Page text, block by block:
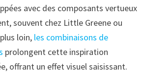
avec des composants vertueux
souvent chez Little Greene ou
loin, les combinaisons de
prolongent cette inspiration
offrant un effet visuel saisissant.